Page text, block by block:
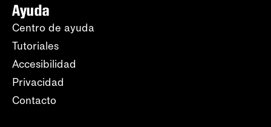
Ayuda
Centro de ayuda
Tutoriales
Accesibilidad
Privacidad
Contacto